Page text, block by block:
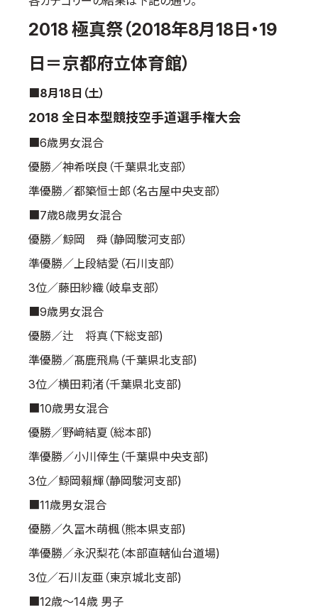
2018 極真祭（2018年8月18日・19
日＝京都府立体育館）
■8月18日（土）
2018 全日本型競技空手道選手権大会
■6歳男女混合
優勝／神希咲良（千葉県北支部）
準優勝／都築恒士郎（名古屋中央支部）
■7歳8歳男女混合
優勝／鯨岡 舜（静岡駿河支部）
準優勝／上段結愛（石川支部）
3位／藤田紗織（岐阜支部）
■9歳男女混合
優勝／辻 将真（下総支部)
準優勝／髙鹿飛鳥（千葉県北支部)
3位／横田莉渚（千葉県北支部)
■10歳男女混合
優勝／野﨑結夏（総本部)
準優勝／小川倖生（千葉県中央支部)
3位／鯨岡賴輝（静岡駿河支部)
■11歳男女混合
優勝／久冨木萌楓（熊本県支部)
準優勝／永沢梨花（本部直轄仙台道場)
3位／石川友亜（東京城北支部)
■12歳～14歳 男子